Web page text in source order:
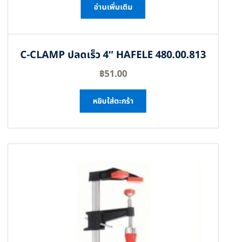
อ่านเพิ่มเติม
C-CLAMP ปลดเร็ว 4″ HAFELE 480.00.813
฿51.00
หยิบใส่ตะกร้า